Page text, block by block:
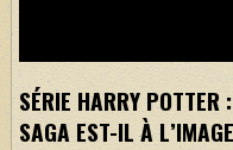
SÉRIE HARRY POTTER
SAGA EST-IL À